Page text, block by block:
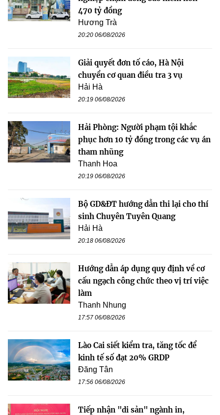
470 tỷ đồng
Hương Trà
20:20 06/08/2026
Giải quyết đơn tố cáo, Hà Nội
chuyển cơ quan điều tra 3 vụ
Hải Hà
20:19 06/08/2026
Hải Phòng: Người phạm tội khắc
phục hơn 10 tỷ đồng trong các vụ án
tham nhũng
Thanh Hoa
20:19 06/08/2026
Bộ GD&ĐT hướng dẫn thi lại cho thí
sinh Chuyên Tuyên Quang
Hải Hà
20:18 06/08/2026
Hướng dẫn áp dụng quy định về cơ
cấu ngạch công chức theo vị trí việc
làm
Thanh Nhung
17:57 06/08/2026
Lào Cai siết kiểm tra, tăng tốc để
kinh tế số đạt 20% GRDP
Đăng Tân
17:56 06/08/2026
Tiếp nhận "di sản" ngành in,